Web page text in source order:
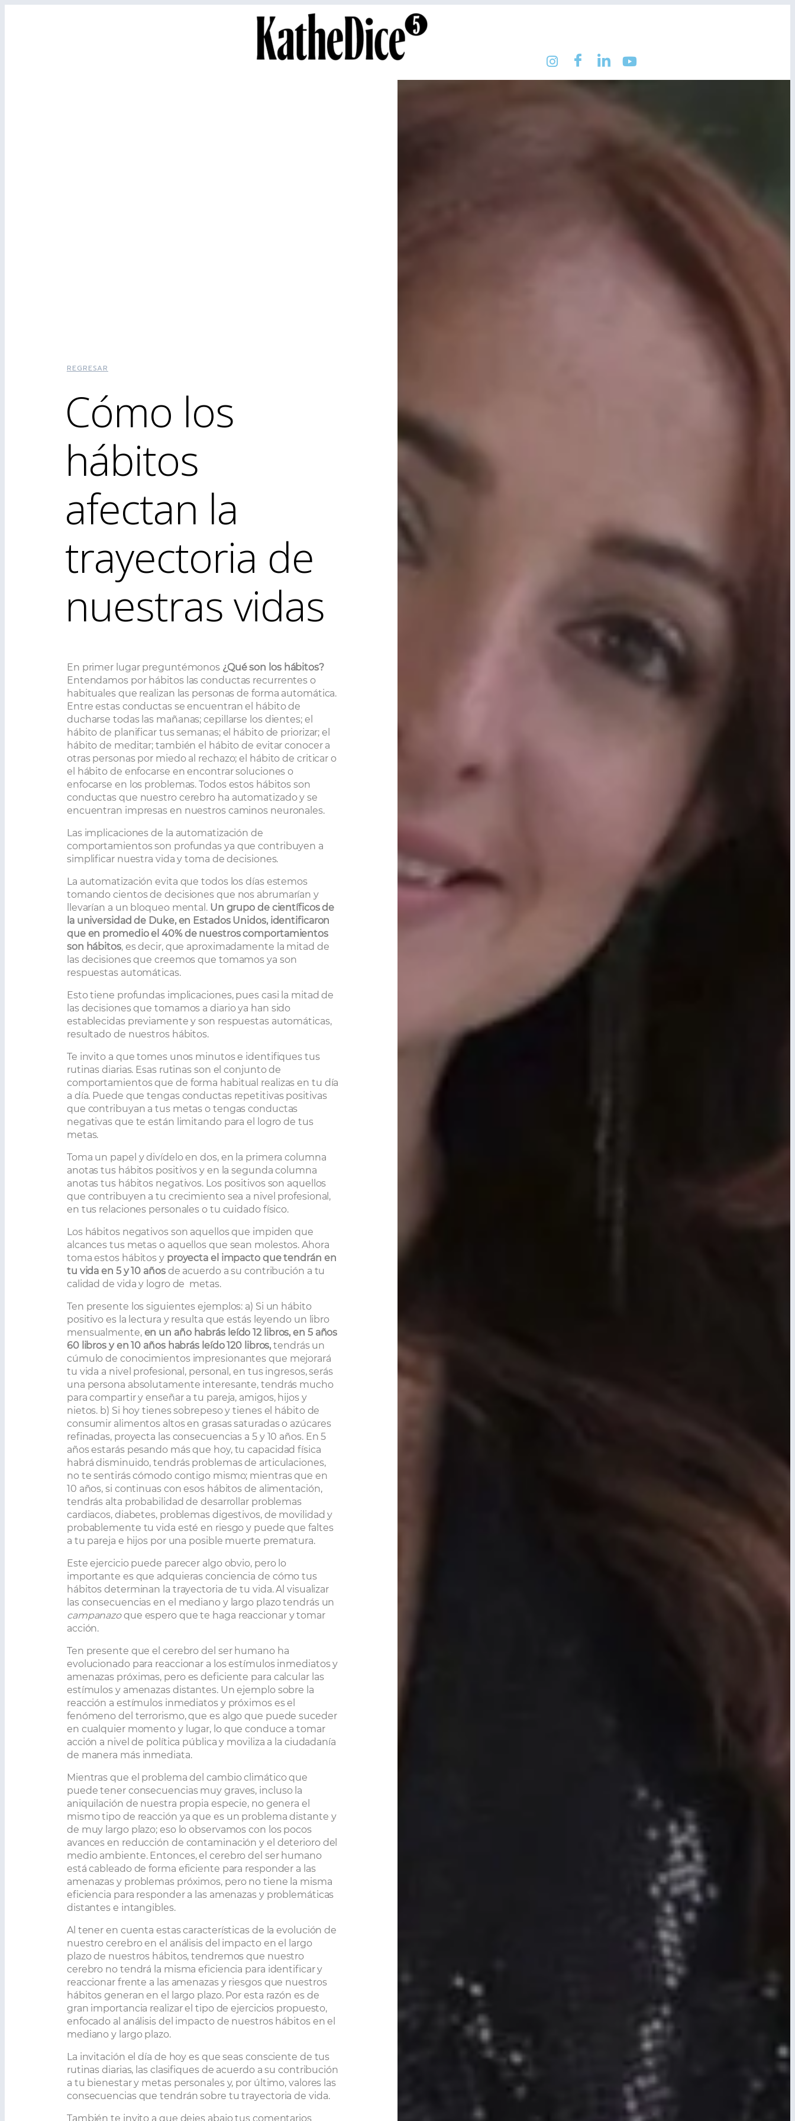
REGRESAR
Cómo los
hábitos
afectan la
trayectoria de
nuestras vidas
En primer lugar preguntémonos ¿Qué son los hábitos?
Entendamos por hábitos las conductas recurrentes o
habituales que realizan las personas de forma automática.
Entre estas conductas se encuentran el hábito de
ducharse todas las mañanas; cepillarse los dientes; el
hábito de planificar tus semanas; el hábito de priorizar; el
hábito de meditar; también el hábito de evitar conocer a
otras personas por miedo al rechazo; el hábito de criticar o
el hábito de enfocarse en encontrar soluciones o
enfocarse en los problemas. Todos estos hábitos son
conductas que nuestro cerebro ha automatizado y se
encuentran impresas en nuestros caminos neuronales.
Las implicaciones de la automatización de
comportamientos son profundas ya que contribuyen a
simplificar nuestra vida y toma de decisiones.
La automatización evita que todos los días estemos
tomando cientos de decisiones que nos abrumarían y
llevarían a un bloqueo mental. Un grupo de científicos de
la universidad de Duke, en Estados Unidos, identificaron
que en promedio el 40% de nuestros comportamientos
son hábitos, es decir, que aproximadamente la mitad de
las decisiones que creemos que tomamos ya son
respuestas automáticas.
Esto tiene profundas implicaciones, pues casi la mitad de
las decisiones que tomamos a diario ya han sido
establecidas previamente y son respuestas automáticas,
resultado de nuestros hábitos.
Te invito a que tomes unos minutos e identifiques tus
rutinas diarias. Esas rutinas son el conjunto de
comportamientos que de forma habitual realizas en tu día
a día. Puede que tengas conductas repetitivas positivas
que contribuyan a tus metas o tengas conductas
negativas que te están limitando para el logro de tus
metas.
Toma un papel y divídelo en dos, en la primera columna
anotas tus hábitos positivos y en la segunda columna
anotas tus hábitos negativos. Los positivos son aquellos
que contribuyen a tu crecimiento sea a nivel profesional,
en tus relaciones personales o tu cuidado físico.
Los hábitos negativos son aquellos que impiden que
alcances tus metas o aquellos que sean molestos. Ahora
toma estos hábitos y proyecta el impacto que tendrán en
tu vida en 5 y 10 añosde acuerdo a su contribución a tu
calidad de vida y logro de metas.
Ten presente los siguientes ejemplos: a) Si un hábito
positivo es la lectura y resulta que estás leyendo un libro
mensualmente, en un año habrás leído 12 libros, en 5 años
60 libros y en 10 años habrás leído 120 libros,tendrás un
cúmulo de conocimientos impresionantes que mejorará
tu vida a nivel profesional, personal, en tus ingresos, serás
una persona absolutamente interesante, tendrás mucho
para compartir y enseñar a tu pareja, amigos, hijos y
nietos. b) Si hoy tienes sobrepeso y tienes el hábito de
consumir alimentos altos en grasas saturadas o azúcares
refinadas, proyecta las consecuencias a 5 y 10 años. En 5
años estarás pesando más que hoy, tu capacidad física
habrá disminuido, tendrás problemas de articulaciones,
no te sentirás cómodo contigo mismo; mientras que en
10 años, si continuas con esos hábitos de alimentación,
tendrás alta probabilidad de desarrollar problemas
cardiacos, diabetes, problemas digestivos, de movilidad y
probablemente tu vida esté en riesgo y puede que faltes
a tu pareja e hijos por una posible muerte prematura.
Este ejercicio puede parecer algo obvio, pero lo
importante es que adquieras conciencia de cómo tus
hábitos determinan la trayectoria de tu vida. Al visualizar
las consecuencias en el mediano y largo plazo tendrás un
campanazoque espero que te haga reaccionar y tomar
acción.
Ten presente que el cerebro del ser humano ha
evolucionado para reaccionar a los estímulos inmediatos y
amenazas próximas, pero es deficiente para calcular las
estímulos y amenazas distantes. Un ejemplo sobre la
reacción a estímulos inmediatos y próximos es el
fenómeno del terrorismo, que es algo que puede suceder
en cualquier momento y lugar, lo que conduce a tomar
acción a nivel de política pública y moviliza a la ciudadanía
de manera más inmediata.
Mientras que el problema del cambio climático que
puede tener consecuencias muy graves, incluso la
aniquilación de nuestra propia especie, no genera el
mismo tipo de reacción ya que es un problema distante y
de muy largo plazo; eso lo observamos con los pocos
avances en reducción de contaminación y el deterioro del
medio ambiente. Entonces, el cerebro del ser humano
está cableado de forma eficiente para responder a las
amenazas y problemas próximos, pero no tiene la misma
eficiencia para responder a las amenazas y problemáticas
distantes e intangibles.
Al tener en cuenta estas características de la evolución de
nuestro cerebro en el análisis del impacto en el largo
plazo de nuestros hábitos, tendremos que nuestro
cerebro no tendrá la misma eficiencia para identificar y
reaccionar frente a las amenazas y riesgos que nuestros
hábitos generan en el largo plazo. Por esta razón es de
gran importancia realizar el tipo de ejercicios propuesto,
enfocado al análisis del impacto de nuestros hábitos en el
mediano y largo plazo.
La invitación el día de hoy es que seas consciente de tus
rutinas diarias, las clasifiques de acuerdo a su contribución
a tu bienestar y metas personales y, por último, valores las
consecuencias que tendrán sobre tu trayectoria de vida.
También te invito a que dejes abajo tus comentarios